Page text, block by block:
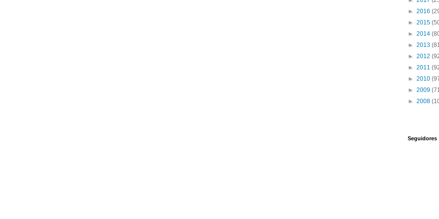
► 2016
► 2015
► 2014
► 2013
► 2012
► 2011
► 2010
► 2009
► 2008
Seguidores